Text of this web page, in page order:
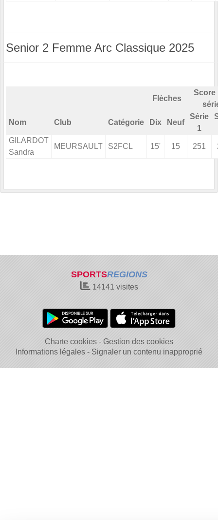
Senior 2 Femme Arc Classique 2025
Flèches
Score
Nom Club Catégorie Dix Neuf
Série
1
GILARDOT
Sandra
MEURSAULT S2FCL 15' 15 251
SPORTSREGIONS
14141 visites
Charte cookies
Gestion des cookies
Informations légales
Signaler un contenu inapproprié